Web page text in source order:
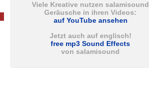
Viele Kreative nutzen salamisound
Geräusche in ihren Videos:
auf YouTube ansehen
Jetzt auch auf englisch!
free mp3 Sound Effects
von salamisound